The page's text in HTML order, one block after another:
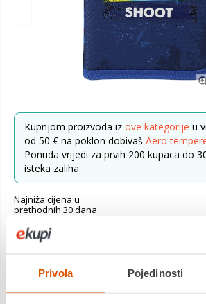
Privola Pojedinosti
Kupnjom proizvoda iz ove kategorije u
od 50 € na poklon dobivaš Aero
Ponuda vrijedi za prvih 200 kupaca do
isteka zaliha
Najniža cijena u
prethodnih 30 dana
Cijena
Sadržaj pernice: 12 drvenih boja, 12
olovka, plava kemijska olovka, gumica,
raspored sati. Dimenzija: 20,5 x 14 x 4,5